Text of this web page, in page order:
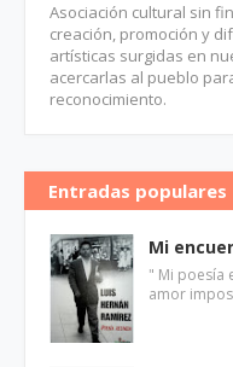
Asociación cultural sin
creación, promoción y
artísticas surgidas en
acercarlas al pueblo
reconocimiento.
Entradas populares
Mi
" Mi poesía
amor